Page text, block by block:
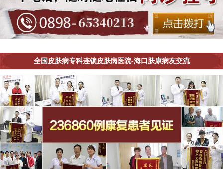
全国皮肤病专科连锁皮肤病医院-海口肤康病友交流